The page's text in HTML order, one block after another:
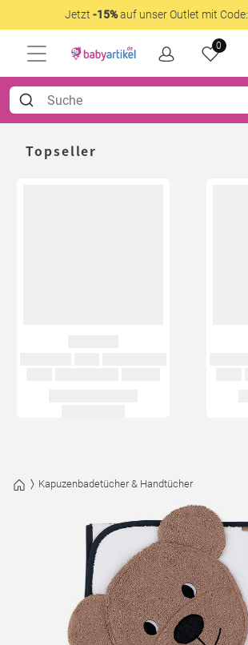
Jetzt -15%auf unser Outlet mit Code:
0
Topseller
Kapuzenbadetücher & Handtücher